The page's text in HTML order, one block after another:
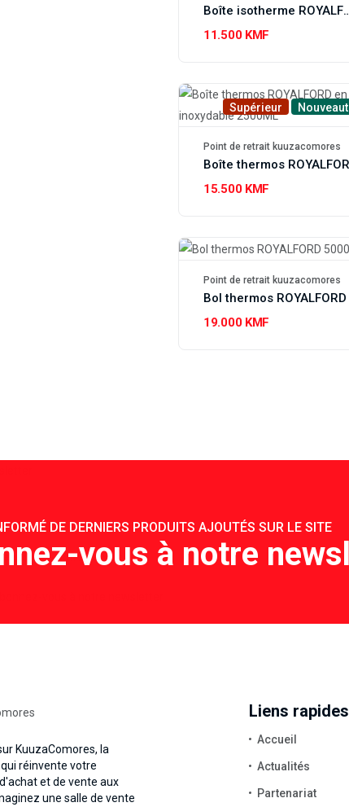
Boîte
11.500 KMF
Supérieur
Point de retrait kuuzacomores
15.500 KMF
Point de retrait kuuzacomores
19.000 KMF
DE DERNIERS PRODUITS AJOUTÉS SUR LE SITE
vous à notre
KuuzaComores, la
réinvente votre
et de vente aux
une salle de vente
Liens rapides
Accueil
Actualités
Partenariat